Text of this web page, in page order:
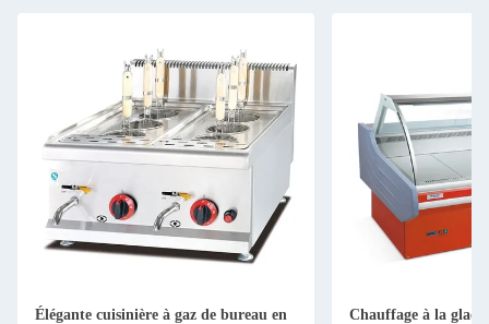
Élégante cuisinière à gaz de bureau en
Chauffage à la glace